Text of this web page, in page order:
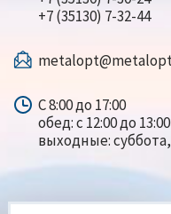
+7 (35130) 7-32-44
С 8:00 до 17:00
обед: с 12:00 до 13:00
выходные: